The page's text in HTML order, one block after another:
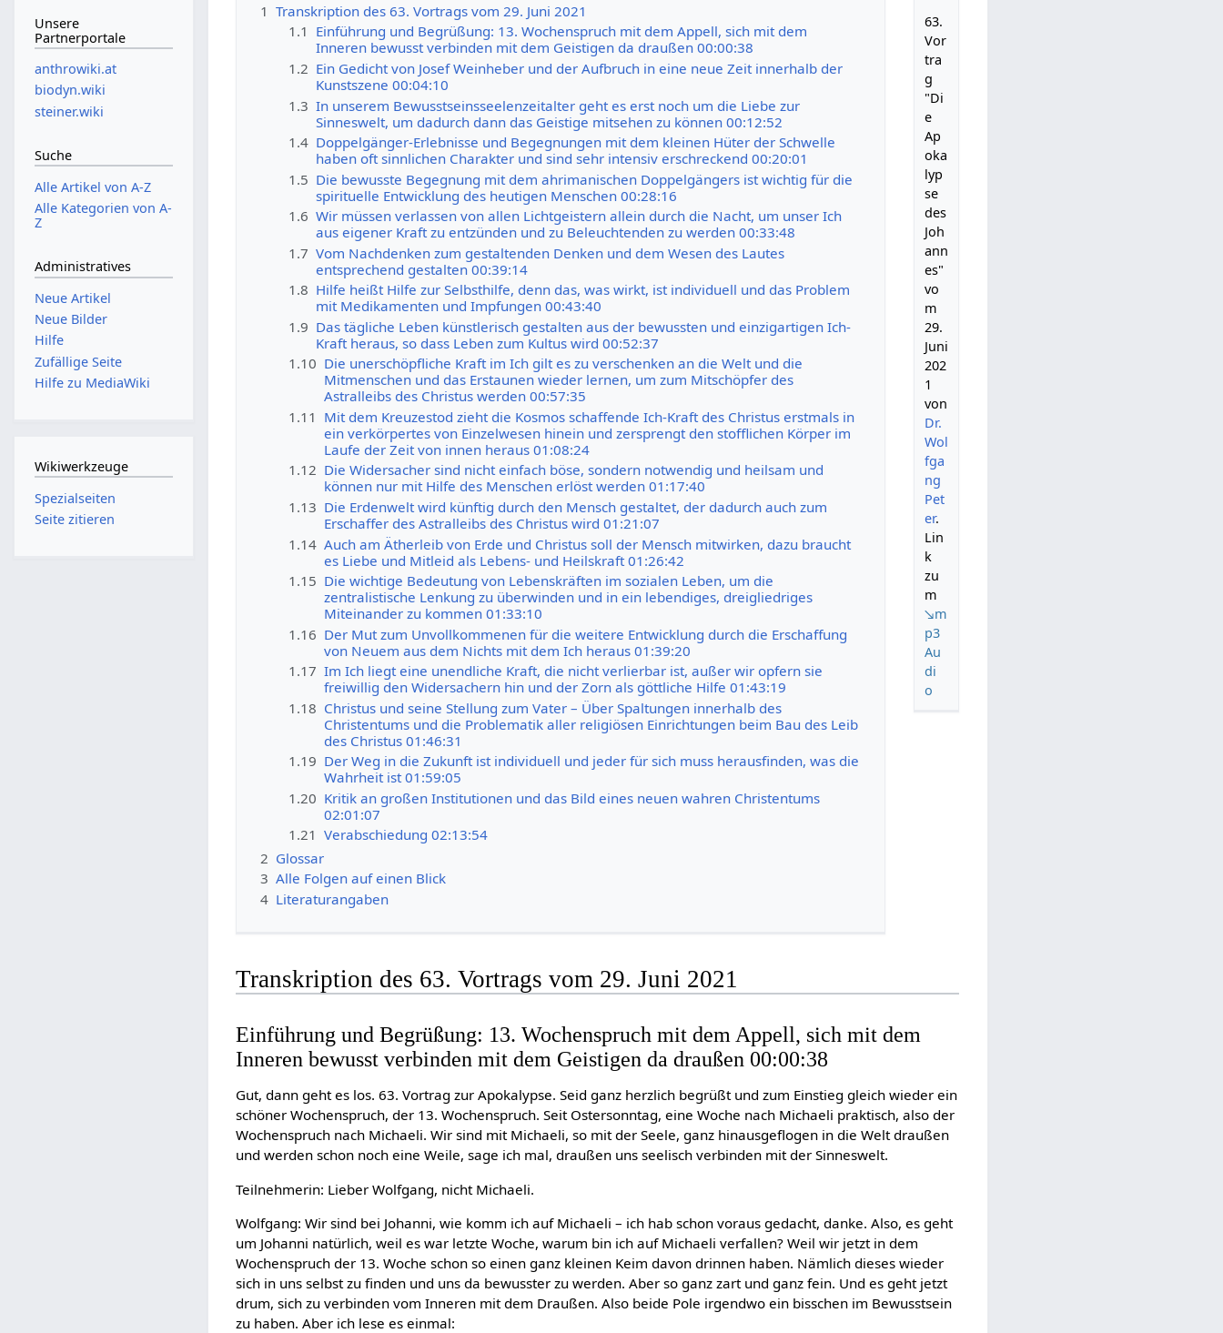
63.
Vor
tra
g
"Di
e
Ap
oka
lyp
se
des
Joh
ann
es"
vo
m
29.
Juni
202
1
von
Dr.
Wol
fga
ng
Pet
er.
Lin
k
zu
m
↘m
p3
Au
di
o
1 Transkription des 63. Vortrags vom 29. Juni 2021
1.1 Einführung und Begrüßung: 13. Wochenspruch mit dem Appell, sich mit dem
Inneren bewusst verbinden mit dem Geistigen da draußen 00:00:38
1.2 Ein Gedicht von Josef Weinheber und der Aufbruch in eine neue Zeit innerhalb der
Kunstszene 00:04:10
1.3 In unserem Bewusstseinsseelenzeitalter geht es erst noch um die Liebe zur
Sinneswelt, um dadurch dann das Geistige mitsehen zu können 00:12:52
1.4 Doppelgänger-Erlebnisse und Begegnungen mit dem kleinen Hüter der Schwelle
haben oft sinnlichen Charakter und sind sehr intensiv erschreckend 00:20:01
1.5 Die bewusste Begegnung mit dem ahrimanischen Doppelgängers ist wichtig für die
spirituelle Entwicklung des heutigen Menschen 00:28:16
1.6 Wir müssen verlassen von allen Lichtgeistern allein durch die Nacht, um unser Ich
aus eigener Kraft zu entzünden und zu Beleuchtenden zu werden 00:33:48
1.7 Vom Nachdenken zum gestaltenden Denken und dem Wesen des Lautes
entsprechend gestalten 00:39:14
1.8 Hilfe heißt Hilfe zur Selbsthilfe, denn das, was wirkt, ist individuell und das Problem
mit Medikamenten und Impfungen 00:43:40
1.9 Das tägliche Leben künstlerisch gestalten aus der bewussten und einzigartigen Ich-
Kraft heraus, so dass Leben zum Kultus wird 00:52:37
1.10 Die unerschöpfliche Kraft im Ich gilt es zu verschenken an die Welt und die
Mitmenschen und das Erstaunen wieder lernen, um zum Mitschöpfer des
Astralleibs des Christus werden 00:57:35
1.11 Mit dem Kreuzestod zieht die Kosmos schaffende Ich-Kraft des Christus erstmals in
ein verkörpertes von Einzelwesen hinein und zersprengt den stofflichen Körper im
Laufe der Zeit von innen heraus 01:08:24
1.12 Die Widersacher sind nicht einfach böse, sondern notwendig und heilsam und
können nur mit Hilfe des Menschen erlöst werden 01:17:40
1.13 Die Erdenwelt wird künftig durch den Mensch gestaltet, der dadurch auch zum
Erschaffer des Astralleibs des Christus wird 01:21:07
1.14 Auch am Ätherleib von Erde und Christus soll der Mensch mitwirken, dazu braucht
es Liebe und Mitleid als Lebens- und Heilskraft 01:26:42
1.15 Die wichtige Bedeutung von Lebenskräften im sozialen Leben, um die
zentralistische Lenkung zu überwinden und in ein lebendiges, dreigliedriges
Miteinander zu kommen 01:33:10
1.16 Der Mut zum Unvollkommenen für die weitere Entwicklung durch die Erschaffung
von Neuem aus dem Nichts mit dem Ich heraus 01:39:20
1.17 Im Ich liegt eine unendliche Kraft, die nicht verlierbar ist, außer wir opfern sie
freiwillig den Widersachern hin und der Zorn als göttliche Hilfe 01:43:19
1.18 Christus und seine Stellung zum Vater – Über Spaltungen innerhalb des
Christentums und die Problematik aller religiösen Einrichtungen beim Bau des Leib
des Christus 01:46:31
1.19 Der Weg in die Zukunft ist individuell und jeder für sich muss herausfinden, was die
Wahrheit ist 01:59:05
1.20 Kritik an großen Institutionen und das Bild eines neuen wahren Christentums
02:01:07
1.21 Verabschiedung 02:13:54
2 Glossar
3 Alle Folgen auf einen Blick
4 Literaturangaben
Transkription des 63. Vortrags vom 29. Juni 2021
Einführung und Begrüßung: 13. Wochenspruch mit dem Appell, sich mit dem
Inneren bewusst verbinden mit dem Geistigen da draußen 00:00:38
Gut, dann geht es los. 63. Vortrag zur Apokalypse. Seid ganz herzlich begrüßt und zum Einstieg gleich wieder ein
schöner Wochenspruch, der 13. Wochenspruch. Seit Ostersonntag, eine Woche nach Michaeli praktisch, also der
Wochenspruch nach Michaeli. Wir sind mit Michaeli, so mit der Seele, ganz hinausgeflogen in die Welt draußen
und werden schon noch eine Weile, sage ich mal, draußen uns seelisch verbinden mit der Sinneswelt.
Teilnehmerin: Lieber Wolfgang, nicht Michaeli.
Wolfgang: Wir sind bei Johanni, wie komm ich auf Michaeli – ich hab schon voraus gedacht, danke. Also, es geht
um Johanni natürlich, weil es war letzte Woche, warum bin ich auf Michaeli verfallen? Weil wir jetzt in dem
Wochenspruch der 13. Woche schon so einen ganz kleinen Keim davon drinnen haben. Nämlich dieses wieder
sich in uns selbst zu finden und uns da bewusster zu werden. Aber so ganz zart und ganz fein. Und es geht jetzt
drum, sich zu verbinden vom Inneren mit dem Draußen. Also beide Pole irgendwo ein bisschen im Bewusstsein
zu haben. Aber ich lese es einmal:
Unsere
Partnerportale
anthrowiki.at
biodyn.wiki
steiner.wiki
Suche
Alle Artikel von A-Z
Alle Kategorien von A-
Z
Administratives
Neue Artikel
Neue Bilder
Hilfe
Zufällige Seite
Hilfe zu MediaWiki
Wikiwerkzeuge
Spezialseiten
Seite zitieren